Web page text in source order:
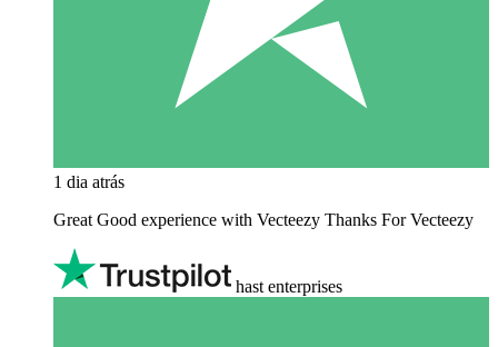
1 dia atrás
Great Good experience with Vecteezy Thanks For Vecteezy
hast enterprises